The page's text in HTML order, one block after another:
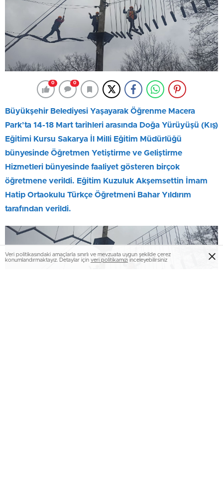
0 0
Büyükşehir Belediyesi Yaşayarak Öğrenme Macera
Park’ta 14-18 Mart tarihleri arasında Doğa Yürüyüşü (Kış)
Eğitimi Kursu Sakarya İl Milli Eğitim Müdürlüğü
bünyesinde Öğretmen Yetiştirme ve Geliştirme
Hizmetleri bünyesinde faaliyet gösteren birçok
öğretmene verildi. Eğitim Kuzuluk Akşemsettin İmam
Hatip Ortaokulu Türkçe Öğretmeni Bahar Yıldırım
tarafından verildi.
Veri politikasındaki amaçlarla sınırlı ve mevzuata uygun şekilde çerez
konumlandırmaktayız. Detaylar için veri politikamızı inceleyebilirsiniz